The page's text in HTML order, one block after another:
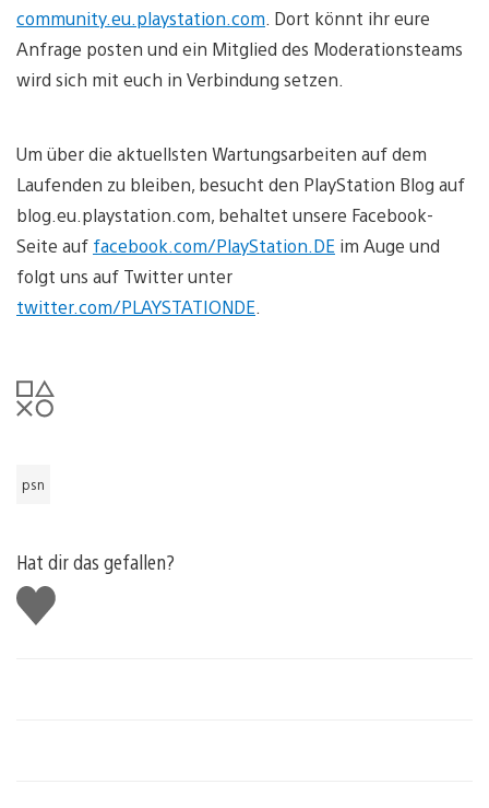
community.eu.playstation.com . Dort könnt ihr eure
Anfrage posten und ein Mitglied des Moderationsteams
wird sich mit euch in Verbindung setzen.
Um über die aktuellsten Wartungsarbeiten auf dem
Laufenden zu bleiben, besucht den PlayStation Blog auf
blog.eu.playstation.com, behaltet unsere Facebook-
Seite auf facebook.com/PlayStation.DE im Auge und
folgt uns auf Twitter unter
twitter.com/PLAYSTATIONDE
psn
Hat dir das gefallen?
Gefällt
mir